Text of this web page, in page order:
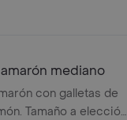
mediano
con galletas de
Tamaño a elección